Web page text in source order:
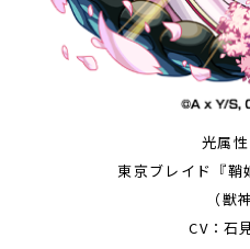
光属
東京ブレイド『鞘
（獣
CV：石